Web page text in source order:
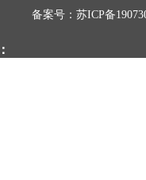
备案号：苏ICP备